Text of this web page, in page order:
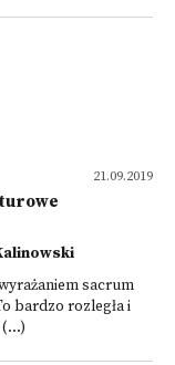
21.09.2019
sacrum
bardzo rozległa i